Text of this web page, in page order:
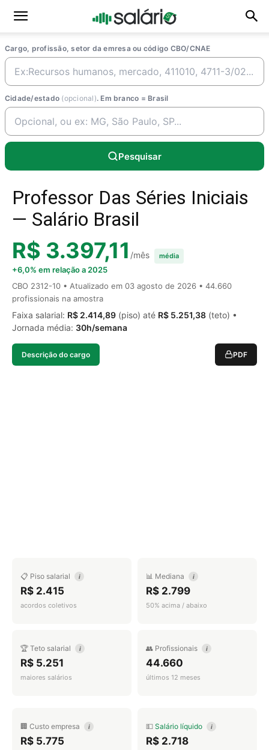
Cargo, profissão, setor da emresa ou código CBO/CNAE
Cidade/estado (opcional). Em branco = Brasil
Pesquisar
Professor Das Séries Iniciais
— Salário Brasil
R$ 3.397,11 /mês média
+6,0% em relação a 2025
CBO 2312-10 • Atualizado em 03 agosto de 2026 • 44.660
profissionais na amostra
Faixa salarial: R$ 2.414,89 (piso) até R$ 5.251,38 (teto) •
Jornada média: 30h/semana
Descrição do cargo PDF
📋 Piso salarial i
R$ 2.415
acordos coletivos
📊 Mediana i
R$ 2.799
50% acima / abaixo
🏆 Teto salarial i
R$ 5.251
maiores salários
👥 Profissionais i
44.660
últimos 12 meses
🏢 Custo empresa i
R$ 5.775
💵 Salário líquido i
R$ 2.718